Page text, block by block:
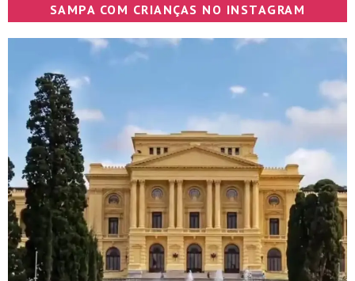
SAMPA COM CRIANÇAS NO INSTAGRAM